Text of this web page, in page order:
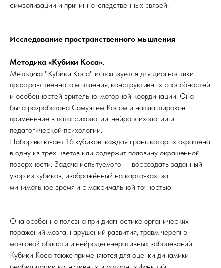
символизации и причинно-следственных связей.
Исследование пространственного мышления
Методика «Кубики Коса».
Методика "Кубики Коса" используется для диагностики
пространственного мышления, конструктивных способностей
и особенностей зрительно-моторной координации. Она
была разработана Самуэлем Косом и нашла широкое
применение в патопсихологии, нейропсихологии и
педагогической психологии.
Набор включает 16 кубиков, каждая грань которых окрашена
в одну из трёх цветов или содержит половину окрашенной
поверхности. Задача испытуемого — воссоздать заданный
узор из кубиков, изображённый на карточках, за
минимальное время и с максимальной точностью.
Она особенно полезна при диагностике органических
поражений мозга, нарушений развития, травм черепно-
мозговой области и нейродегенеративных заболеваний.
Кубики Коса также применяются для оценки динамики